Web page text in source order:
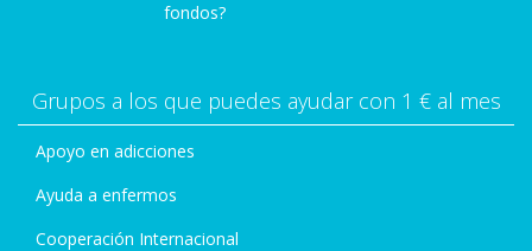
fondos?
Grupos a los que puedes ayudar con 1 € al mes
Apoyo en adicciones
Ayuda a enfermos
Cooperación Internacional